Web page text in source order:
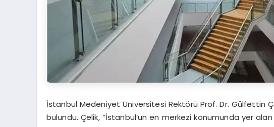
İstanbul Medeniyet Üniversitesi Rektörü Prof. Dr. Gülfettin
bulundu. Çelik, “İstanbul’un en merkezi konumunda yer